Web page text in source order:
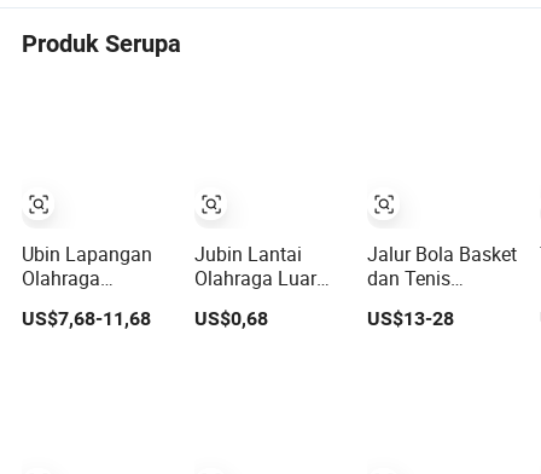
Produk Serupa
Ubin Lapangan
Olahraga
Premium untuk
Pickleball dan
US$7,68-11,68
Jubin Lantai
Olahraga Luar
Ruangan yang
Dapat
US$0,68
Jalur Bola Basket
dan Tenis
Interlocking PP
untuk Luar
US$13-28